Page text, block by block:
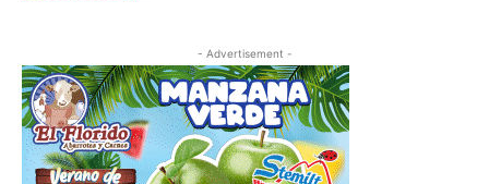
- Advertisement -